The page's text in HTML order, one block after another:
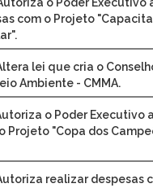
com o Projeto
lei que cria o
Ambiente - CMMA.
o Poder Executivo
Projeto "Copa dos
realizar despesas